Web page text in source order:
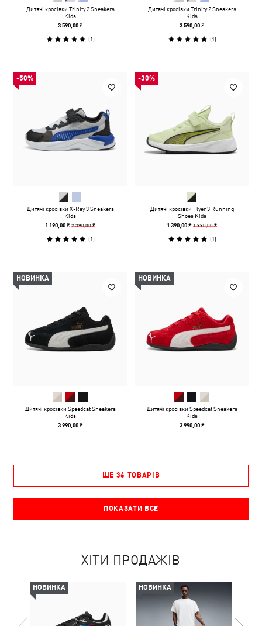
Дитячі кросівки Trinity 2 Sneakers
Kids
3 590,00 ₴
(1)
Дитячі кросівки Trinity 2 Sneakers
Kids
3 590,00 ₴
(1)
-50%
Дитячі кросівки X-Ray 3 Sneakers
Kids
1 190,00 ₴2 390,00 ₴
(1)
-30%
Дитячі кросівки Flyer 3 Running
Shoes Kids
1 390,00 ₴1 990,00 ₴
(1)
НОВИНКА
Дитячі кросівки Speedcat Sneakers
Kids
3 990,00 ₴
НОВИНКА
Дитячі кросівки Speedcat Sneakers
Kids
3 990,00 ₴
ЩЕ 36 ТОВАРІВ
ПОКАЗАТИ ВСЕ
ХІТИ ПРОДАЖІВ
НОВИНКА НОВИНКА